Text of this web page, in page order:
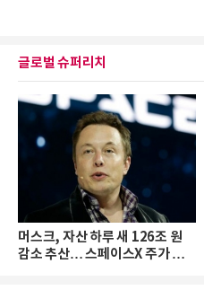
글로벌 슈퍼리치
머스크, 자산 하루 새 126조 원
감소 추산… 스페이스X 주가 하